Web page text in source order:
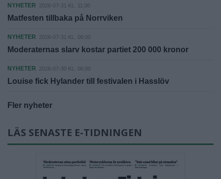
NYHETER 2026-07-31 KL. 11:00
Matfesten tillbaka på Norrviken
NYHETER 2026-07-31 KL. 06:00
Moderaternas slarv kostar partiet 200 000 kronor
NYHETER 2026-07-30 KL. 06:00
Louise fick Hylander till festivalen i Hasslöv
Fler nyheter
LÄS SENASTE E-TIDNINGEN